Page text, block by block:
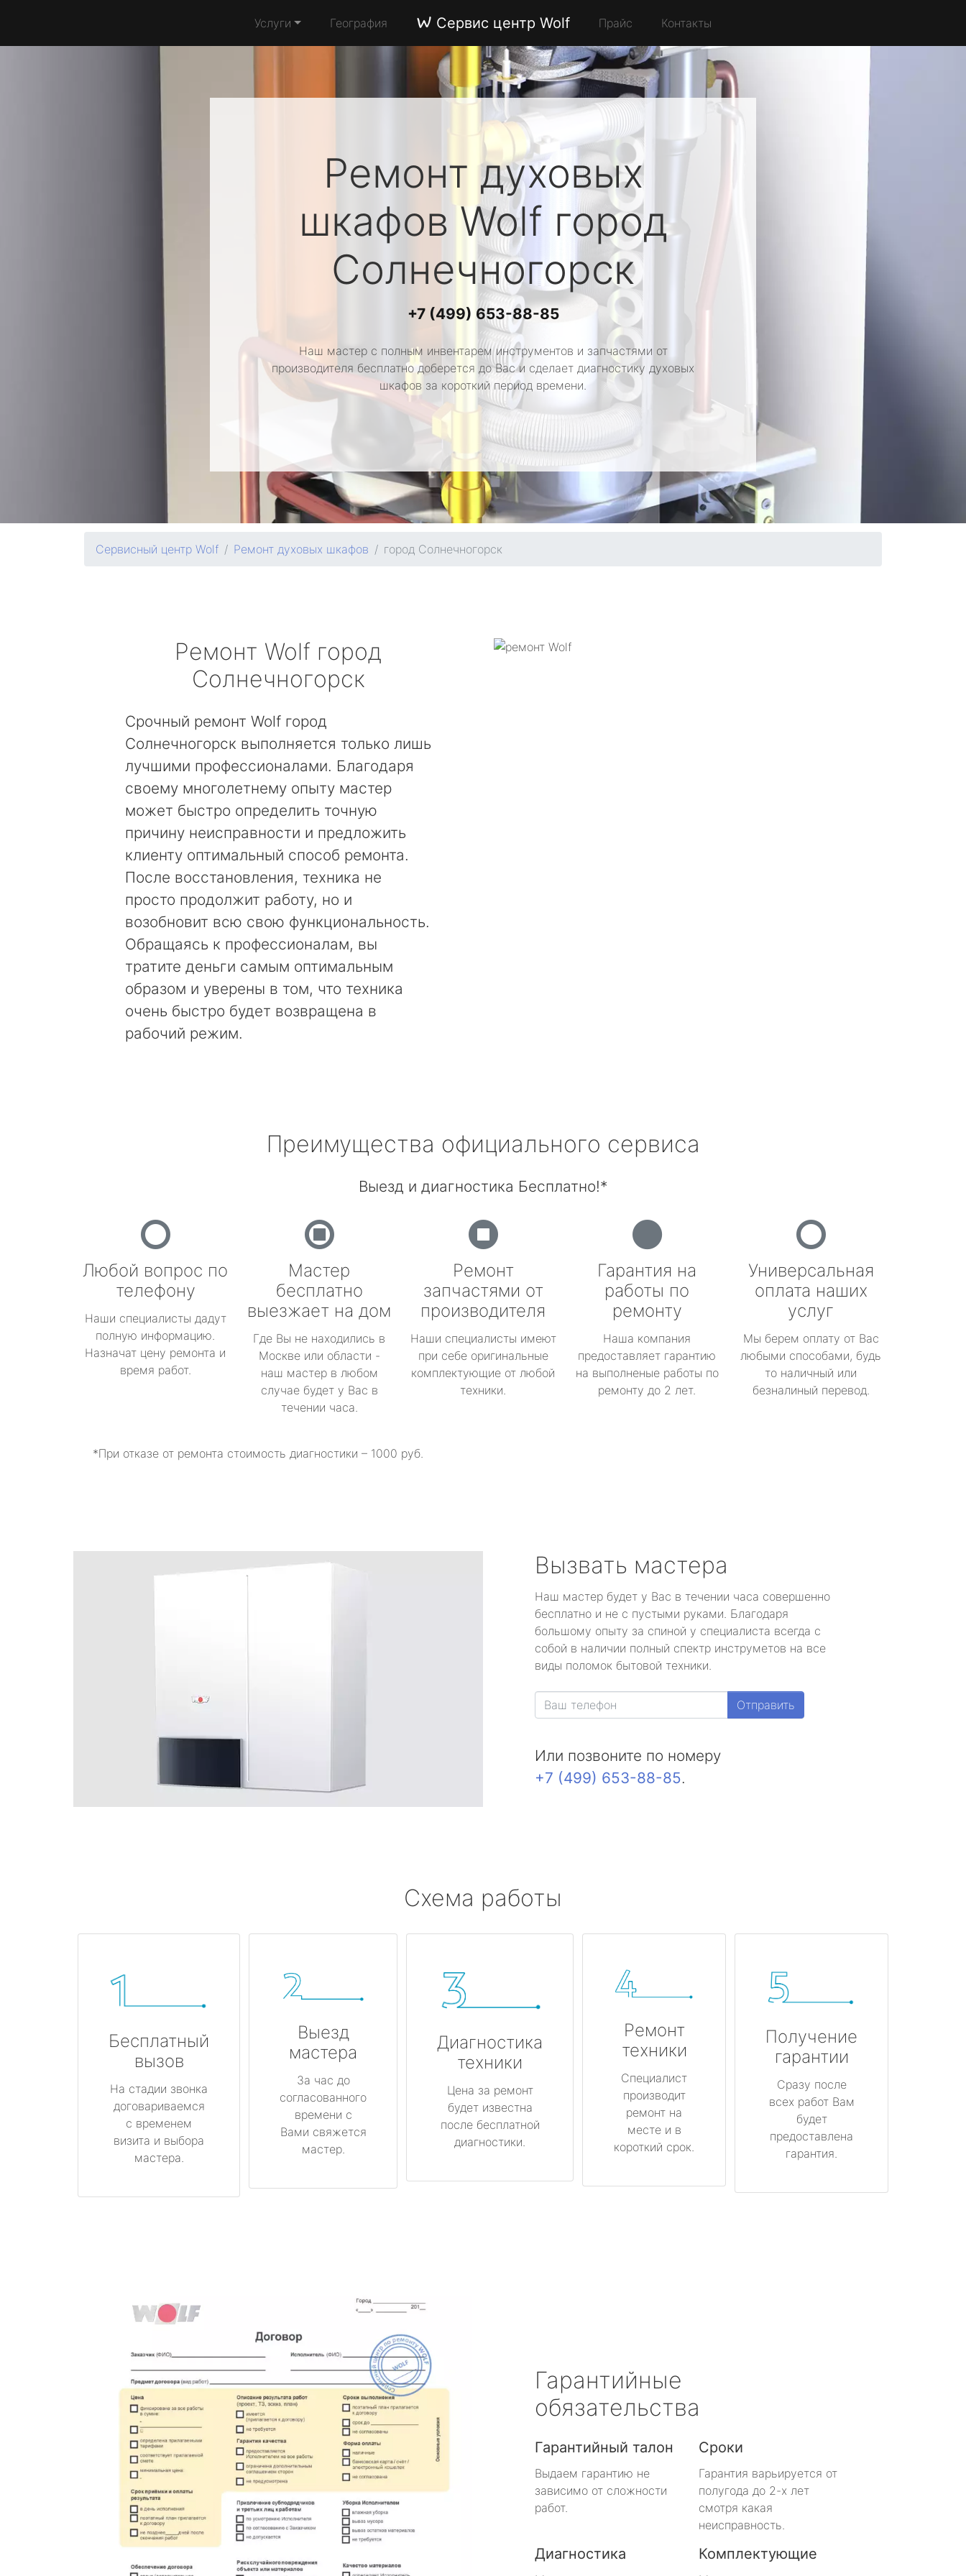
Услуги География Сервис центр Wolf Прайс Контакты
Ремонт духовых
шкафов Wolf город
Солнечногорск
+7 (499) 653-88-85
Наш мастер с полным инвентарем инструментов и запчастями от
производителя бесплатно доберется до Вас и сделает диагностику духовых
шкафов за короткий период времени.
Сервисный центр Wolf Ремонт духовых шкафов город Солнечногорск
Ремонт Wolf город
Солнечногорск
Срочный ремонт Wolf город
Солнечногорск выполняется только лишь
лучшими профессионалами. Благодаря
своему многолетнему опыту мастер
может быстро определить точную
причину неисправности и предложить
клиенту оптимальный способ ремонта.
После восстановления, техника не
просто продолжит работу, но и
возобновит всю свою функциональность.
Обращаясь к профессионалам, вы
тратите деньги самым оптимальным
образом и уверены в том, что техника
очень быстро будет возвращена в
рабочий режим.
Преимущества официального сервиса
Выезд и диагностика Бесплатно!*
Любой вопрос по
телефону
Наши специалисты дадут
полную информацию.
Назначат цену ремонта и
время работ.
Мастер
бесплатно
выезжает на дом
Где Вы не находились в
Москве или области -
наш мастер в любом
случае будет у Вас в
течении часа.
Ремонт
запчастями от
производителя
Наши специалисты имеют
при себе оригинальные
комплектующие от любой
техники.
Гарантия на
работы по
ремонту
Наша компания
предоставляет гарантию
на выполненые работы по
ремонту до 2 лет.
Универсальная
оплата наших
услуг
Мы берем оплату от Вас
любыми способами, будь
то наличный или
безналиный перевод.
*При отказе от ремонта стоимость диагностики – 1000 руб.
Вызвать мастера
Наш мастер будет у Вас в течении часа совершенно
бесплатно и не с пустыми руками. Благодаря
большому опыту за спиной у специалиста всегда с
собой в наличии полный спектр инструметов на все
виды поломок бытовой техники.
Отправить
Или позвоните по номеру
+7 (499) 653-88-85.
Схема работы
Бесплатный
вызов
На стадии звонка
договариваемся
с временем
визита и выбора
мастера.
Выезд
мастера
За час до
согласованного
времени с
Вами свяжется
мастер.
Диагностика
техники
Цена за ремонт
будет известна
после бесплатной
диагностики.
Ремонт
техники
Специалист
производит
ремонт на
месте и в
короткий срок.
Получение
гарантии
Сразу после
всех работ Вам
будет
предоставлена
гарантия.
Гарантийные
обязательства
Гарантийный талон
Выдаем гарантию не
зависимо от сложности
работ.
Сроки
Гарантия варьируется от
полугода до 2-х лет
смотря какая
неисправность.
Диагностика Комплектующие